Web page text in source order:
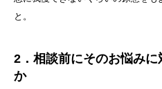
と。
2．相談前にそのお悩み
か